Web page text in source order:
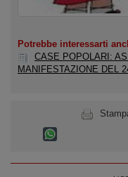
Potrebbe interessarti
CASE POPOLARI:
MANIFESTAZIONE DEL